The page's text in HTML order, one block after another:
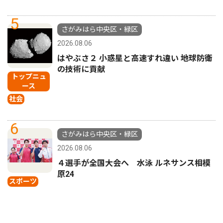
5
トップニュ
ース
社会
さがみはら中央区・緑区
2026.08.06
はやぶさ２ 小惑星と高速すれ違い 地球防衛
の技術に貢献
6
スポーツ
さがみはら中央区・緑区
2026.08.06
４選手が全国大会へ 水泳 ルネサンス相模
原24